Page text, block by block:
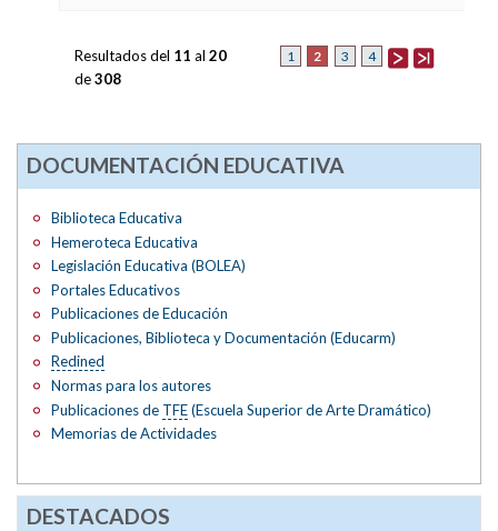
1 2 3 4
Resultados del 11 al 20
de308
DOCUMENTACIÓN EDUCATIVA
Biblioteca Educativa
Hemeroteca Educativa
Legislación Educativa (BOLEA)
Portales Educativos
Publicaciones de Educación
Publicaciones, Biblioteca y Documentación (Educarm)
Redined
Normas para los autores
Publicaciones de TFE(Escuela Superior de Arte Dramático)
Memorias de Actividades
DESTACADOS